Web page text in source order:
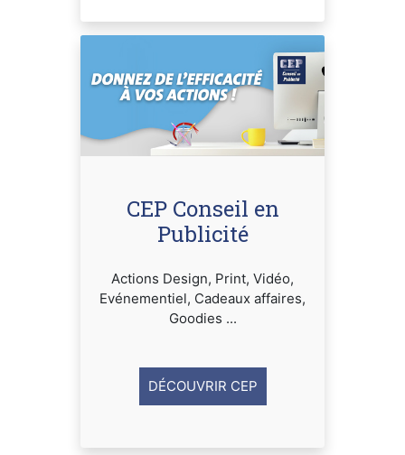
CEP Conseil en
Publicité
Actions Design, Print, Vidéo,
Evénementiel, Cadeaux affaires,
Goodies ...
DÉCOUVRIR CEP